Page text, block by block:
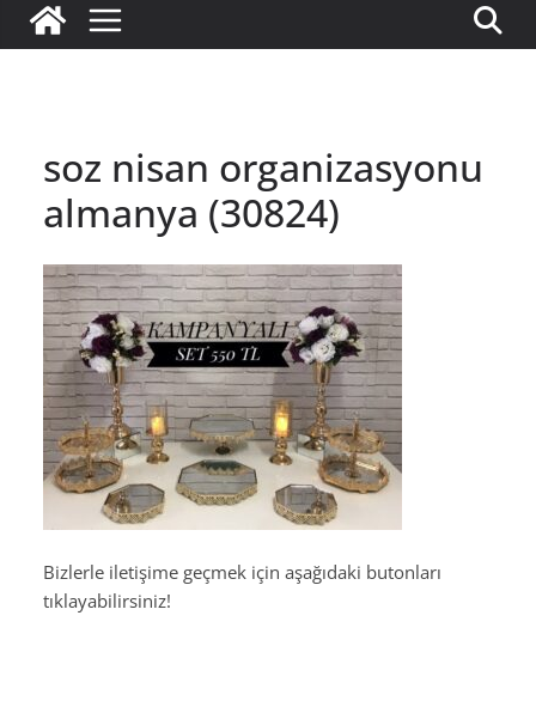
soz nisan organizasyonu
almanya (30824)
Bizlerle iletişime geçmek için aşağıdaki butonları
tıklayabilirsiniz!